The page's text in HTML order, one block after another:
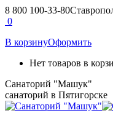
Перейти
к
8 800 100-33-80
Страница
открывается
новом
Страница
открывается
новом
0
В корзинуОформить
Нет товаров в
Санаторий "Машук"
санаторий в Пятигорске